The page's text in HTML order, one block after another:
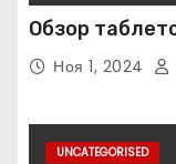
Обзор
Ноя 1, 2024
UNCATEGORISED